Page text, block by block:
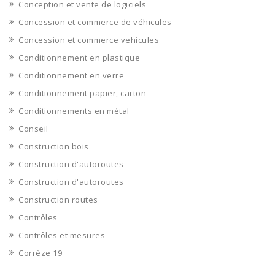
Conception et vente de logiciels
Concession et commerce de véhicules
Concession et commerce vehicules
Conditionnement en plastique
Conditionnement en verre
Conditionnement papier, carton
Conditionnements en métal
Conseil
Construction bois
Construction d'autoroutes
Construction d'autoroutes
Construction routes
Contrôles
Contrôles et mesures
Corrèze 19